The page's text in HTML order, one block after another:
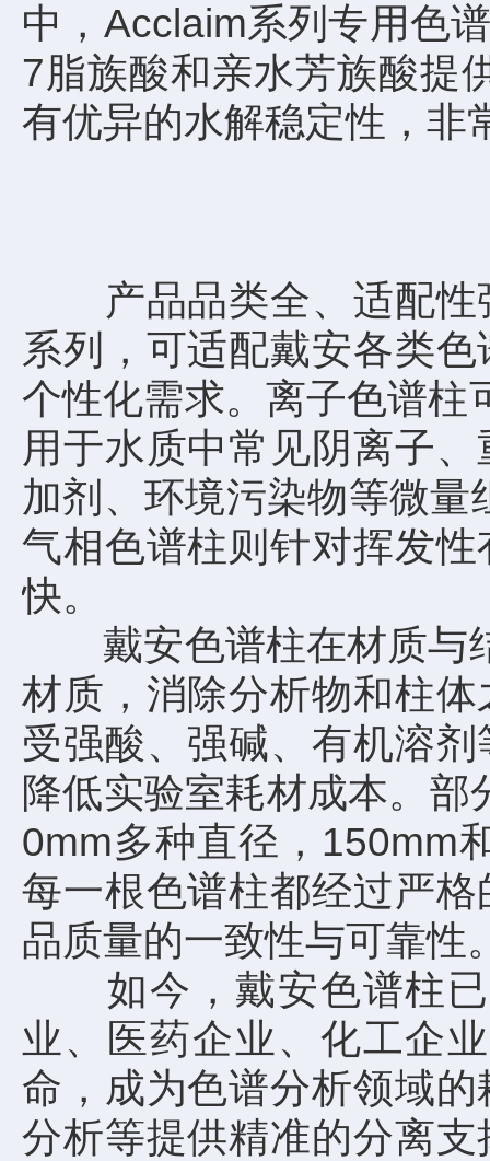
中，Acclaim系列专用色
7脂族酸和亲水芳族酸提
有优异的水解稳定性，非
产品品类全、适配性
系列，可适配戴安各类
个性化需求。离子色谱柱
用于水质中常见阴离子
加剂、环境污染物等微
气相色谱柱则针对挥发
快。
戴安色谱柱在材质与结
材质，消除分析物和柱
受强酸、强碱、有机溶
降低实验室耗材成本。
0mm多种直径，150mm
每一根色谱柱都经过严
品质量的一致性与可靠性
如今，戴安色谱柱已
业、医药企业、化工企
命，成为色谱分析领域
分析等提供精准的分离